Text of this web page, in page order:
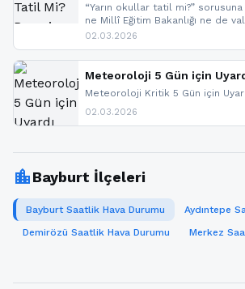
“Yarın okullar tatil mi?”
ne Millî Eğitim Bakanlığı ne de
yapılmış resmi bir tatil
paylaşacağız. En hızlı şekilde
sitemizi takip edebilir ve
02.03.2026
Meteoroloji 5 Gün için
Meteoroloji Kritik 5 Gün için
02.03.2026
location_cityBayburt İlçeleri
Bayburt Saatlik Hava Durumu
Aydıntepe
Demirözü Saatlik Hava Durumu
Merkez